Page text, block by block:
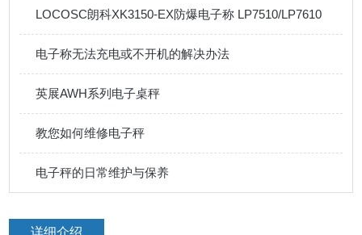
LOCOSC朗科XK3150-EX防爆电子称 LP7510/LP7610
电子称无法充电或不开机的解决办法
英展AWH系列电子桌秤
教您如何维修电子秤
电子秤的日常维护与保养
详细介绍